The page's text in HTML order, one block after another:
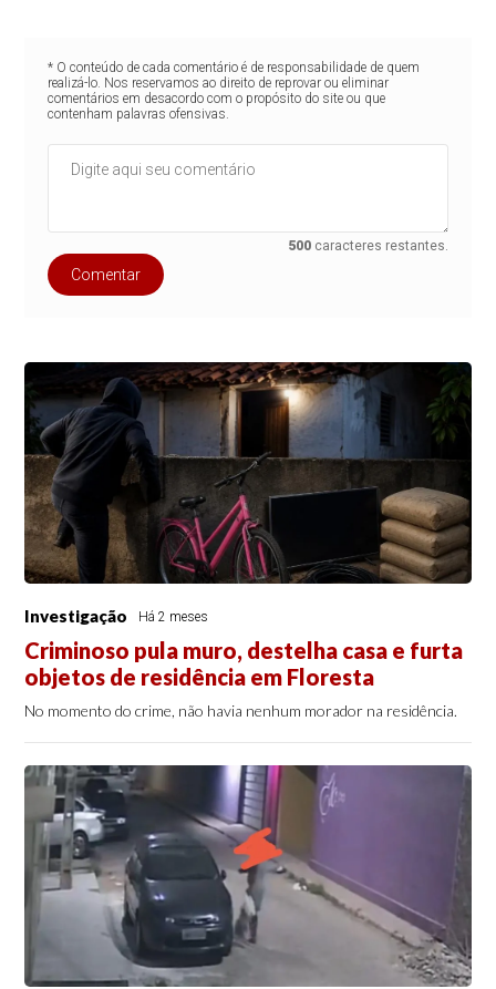
* O conteúdo de cada comentário é de responsabilidade de quem
realizá-lo. Nos reservamos ao direito de reprovar ou eliminar
comentários em desacordo com o propósito do site ou que
contenham palavras ofensivas.
500 caracteres restantes.
Comentar
Investigação Há 2 meses
Criminoso pula muro, destelha casa e furta
objetos de residência em Floresta
No momento do crime, não havia nenhum morador na residência.